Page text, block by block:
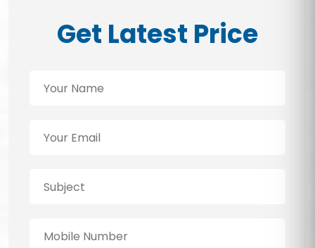
Get Latest Price